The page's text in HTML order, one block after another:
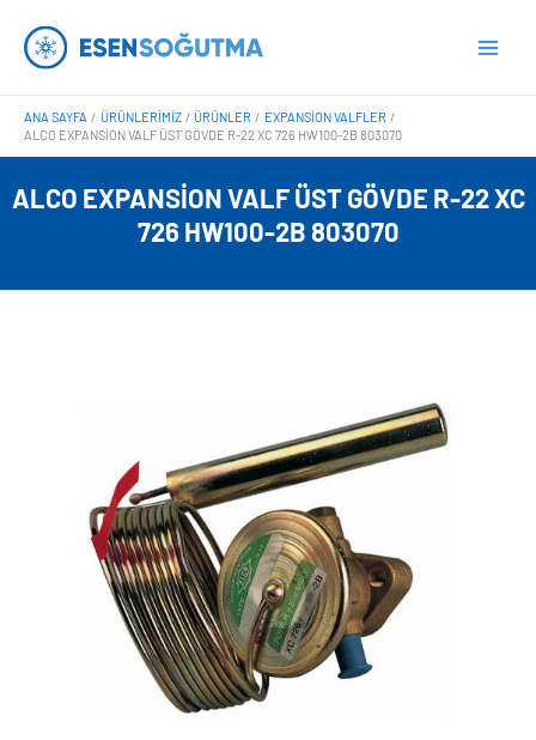
atla
ANA SAYFA ÜRÜNLERIMIZ ÜRÜNLER
EXPANSION VALFLER
ALCO EXPANSION VALF ÜST GÖVDE R-22 XC 726 HW100-2B 803070
ALCO EXPANSION VALF ÜST GÖVDE R-22 XC
726 HW100-2B 803070